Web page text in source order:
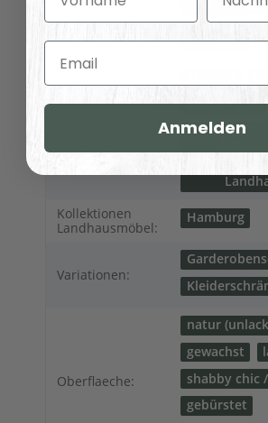
Lieferung:
Möbelkategorie: Schränke
Shabby chic
Kollektionen
Landhausmöbel:
Hamburg
Variationen:
Oberflaeche:
natur
gewachst
shabby chic
gebürstet
Email
Anmelden